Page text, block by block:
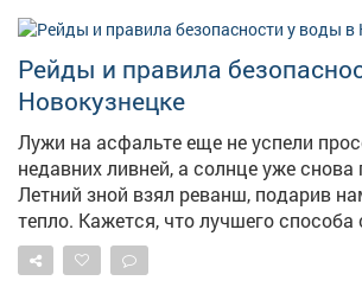
укрытиях на случай воздушной атаки.
недели назад сообщалось , что
департаменту по чрезвычайным
муниципальных образований и
образования поручили срочно
граждан первой помощи.
Рейды и правила
Новокузнецке
Лужи на асфальте еще не успели
недавних ливней, а солнце уже
Летний зной взял реванш, подарив
тепло. Кажется, что лучшего способа
духоты, чем окунуться в прохладную
одного из городских карьеров, просто